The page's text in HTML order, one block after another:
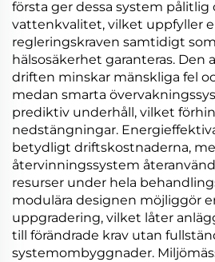
första ger dessa system
vattenkvalitet, vilket uppfyller
regleringskraven samtidigt
hälsosäkerhet garanteras. Den
driften minskar mänskliga fel
medan smarta
prediktiv underhåll, vilket
nedstängningar.
betydligt driftskostnaderna,
återvinningssystem
resurser under hela
modulära designen möjliggör
uppgradering, vilket låter
till förändrade krav utan
systemombyggnader.